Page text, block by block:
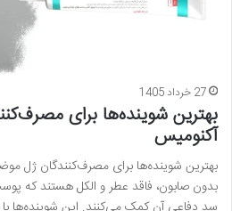
27 خرداد 1405
بهترین شوینده‌ها برای
آکنومیس
بهترین شوینده‌ها برای مصرف‌کنندگان ژل
بدون صابون، فاقد عطر و الکل هستند که